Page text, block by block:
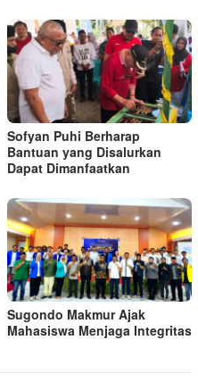
Sofyan Puhi Berharap
Bantuan yang Disalurkan
Dapat Dimanfaatkan
Sugondo Makmur Ajak
Mahasiswa Menjaga Integritas